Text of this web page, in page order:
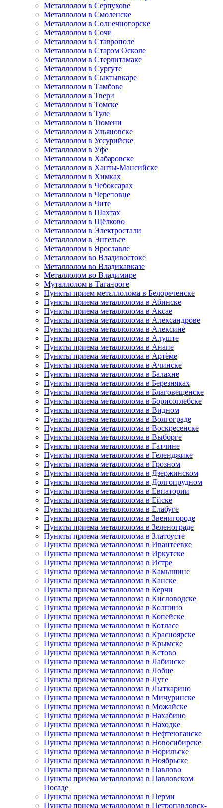
Металлолом в Серпухове
Металлолом в Смоленске
Металлолом в Солнечногорске
Металлолом в Сочи
Металлолом в Ставрополе
Металлолом в Старом Осколе
Металлолом в Стерлитамаке
Металлолом в Сургуте
Металлолом в Сыктывкаре
Металлолом в Тамбове
Металлолом в Твери
Металлолом в Томске
Металлолом в Туле
Металлолом в Тюмени
Металлолом в Ульяновске
Металлолом в Уссурийске
Металлолом в Уфе
Металлолом в Хабаровске
Металлолом в Ханты-Мансийске
Металлолом в Химках
Металлолом в Чебоксарах
Металлолом в Череповце
Металлолом в Чите
Металлолом в Шахтах
Металлолом в Щёлково
Металлолом в Электростали
Металлолом в Энгельсе
Металлолом в Ярославле
Металлолом во Владивостоке
Металлолом во Владикавказе
Металлолом во Владимире
Муталлолом в Таганроге
Пункты прием металлолома в Белореченске
Пункты приема металлолома в Абинске
Пункты приема металлолома в Аксае
Пункты приема металлолома в Александрове
Пункты приема металлолома в Алексине
Пункты приема металлолома в Алуште
Пункты приема металлолома в Анапе
Пункты приема металлолома в Артёме
Пункты приема металлолома в Ачинске
Пункты приема металлолома в Балахне
Пункты приема металлолома в Березняках
Пункты приема металлолома в Благовещенске
Пункты приема металлолома в Борисоглебске
Пункты приема металлолома в Видном
Пункты приема металлолома в Волгограде
Пункты приема металлолома в Воскресенске
Пункты приема металлолома в Выборге
Пункты приема металлолома в Гатчине
Пункты приема металлолома в Геленджике
Пункты приема металлолома в Грозном
Пункты приема металлолома в Дзержинском
Пункты приема металлолома в Долгопрудном
Пункты приема металлолома в Евпатории
Пункты приема металлолома в Ейске
Пункты приема металлолома в Елабуге
Пункты приема металлолома в Звенигороде
Пункты приема металлолома в Зеленограде
Пункты приема металлолома в Златоусте
Пункты приема металлолома в Ивантеевке
Пункты приема металлолома в Иркутске
Пункты приема металлолома в Истре
Пункты приема металлолома в Камышине
Пункты приема металлолома в Канске
Пункты приема металлолома в Керчи
Пункты приема металлолома в Кисловодске
Пункты приема металлолома в Колпино
Пункты приема металлолома в Копейске
Пункты приема металлолома в Котласе
Пункты приема металлолома в Красноярске
Пункты приема металлолома в Крымске
Пункты приема металлолома в Кстово
Пункты приема металлолома в Лабинске
Пункты приема металлолома в Лобне
Пункты приема металлолома в Луге
Пункты приема металлолома в Лыткарино
Пункты приема металлолома в Мичуринске
Пункты приема металлолома в Можайске
Пункты приема металлолома в Нахабино
Пункты приема металлолома в Находке
Пункты приема металлолома в Нефтеюганске
Пункты приема металлолома в Новосибирске
Пункты приема металлолома в Норильске
Пункты приема металлолома в Ноябрьске
Пункты приема металлолома в Павлово
Пункты приема металлолома в Павловском
Посаде
Пункты приема металлолома в Перми
Пункты приема металлолома в Петропавловск-